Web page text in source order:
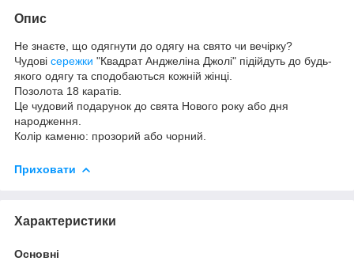
Опис
Не знаєте, що одягнути до одягу на свято чи вечірку?
Чудові сережки "Квадрат Анджеліна Джолі" підійдуть до будь-
якого одягу та сподобаються кожній жінці.
Позолота 18 каратів.
Це чудовий подарунок до свята Нового року або дня
народження.
Колір каменю: прозорий або чорний.
Приховати
Характеристики
Основні